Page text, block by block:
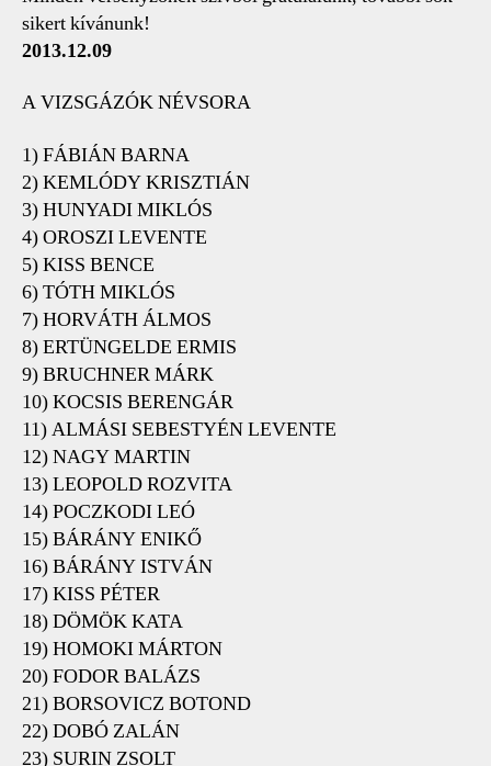
sikert kívánunk!
2013.12.09
A VIZSGÁZÓK NÉVSORA
1) FÁBIÁN BARNA
2) KEMLÓDY KRISZTIÁN
3) HUNYADI MIKLÓS
4) OROSZI LEVENTE
5) KISS BENCE
6) TÓTH MIKLÓS
7) HORVÁTH ÁLMOS
8) ERTÜNGELDE ERMIS
9) BRUCHNER MÁRK
10) KOCSIS BERENGÁR
11) ALMÁSI SEBESTYÉN LEVENTE
12) NAGY MARTIN
13) LEOPOLD ROZVITA
14) POCZKODI LEÓ
15) BÁRÁNY ENIKŐ
16) BÁRÁNY ISTVÁN
17) KISS PÉTER
18) DÖMÖK KATA
19) HOMOKI MÁRTON
20) FODOR BALÁZS
21) BORSOVICZ BOTOND
22) DOBÓ ZALÁN
23) SURIN ZSOLT